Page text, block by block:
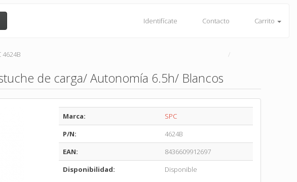
Identifícate Contacto Carrito
4624B
de carga/ Autonomía 6.5h/ Blancos
Marca:
SPC
P/N:
4624B
EAN:
8436609912697
Disponibilidad:
Disponible